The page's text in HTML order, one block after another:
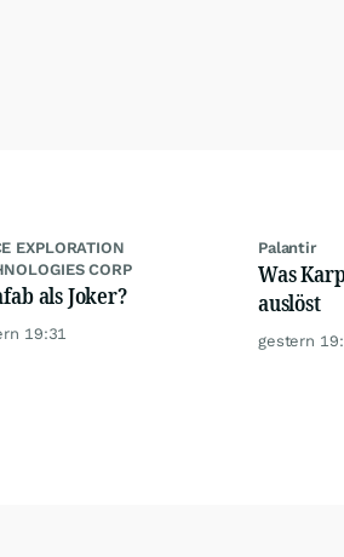
EXPLORATION
CORP
als Joker?
19:31
Palantir
Was
auslöst
gestern